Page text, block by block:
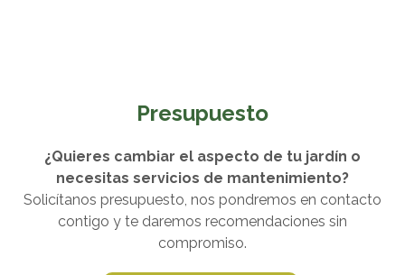
Presupuesto
¿Quieres cambiar el aspecto de tu jardín o
necesitas servicios de mantenimiento?
Solicítanos presupuesto, nos pondremos en contacto
contigo y te daremos recomendaciones sin
compromiso.